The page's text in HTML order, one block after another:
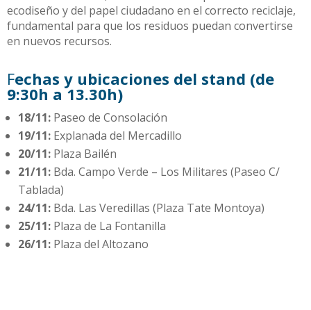
ecodiseño y del papel ciudadano en el correcto reciclaje,
fundamental para que los residuos puedan convertirse
en nuevos recursos.
Fechas y ubicaciones del stand (de
9:30h a 13.30h)
18/11: Paseo de Consolación
19/11: Explanada del Mercadillo
20/11: Plaza Bailén
21/11: Bda. Campo Verde – Los Militares (Paseo C/
Tablada)
24/11: Bda. Las Veredillas (Plaza Tate Montoya)
25/11: Plaza de La Fontanilla
26/11: Plaza del Altozano